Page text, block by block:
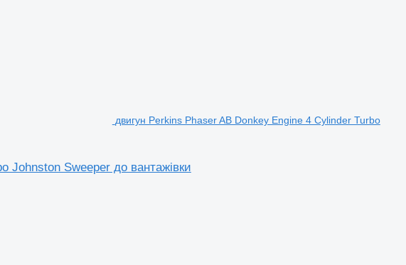
двигун Perkins Phaser AB Donkey Engine 4 Cylinder Turbo
Johnston Sweeper до вантажівки